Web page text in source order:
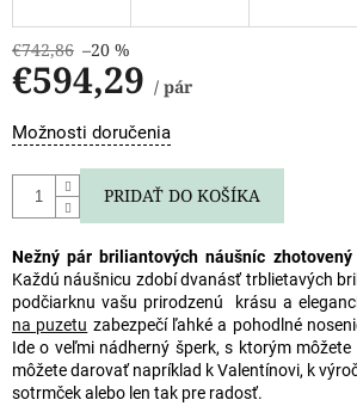
€742,86 –20 %
€594,29 / pár
Jednotková
cena:
Možnosti doručenia
PRIDAŤ DO KOŠÍKA
Nežný pár briliantových náušníc
Každú náušnicu zdobí dvanásť trblietavých
podčiarknu vašu prirodzenú krásu a
na puzetu zabezpečí ľahké a pohodlné
Ide o veľmi nádherný šperk, s ktorým
môžete darovať napríklad k Valentínovi, k
sotrmček alebo len tak pre radosť.